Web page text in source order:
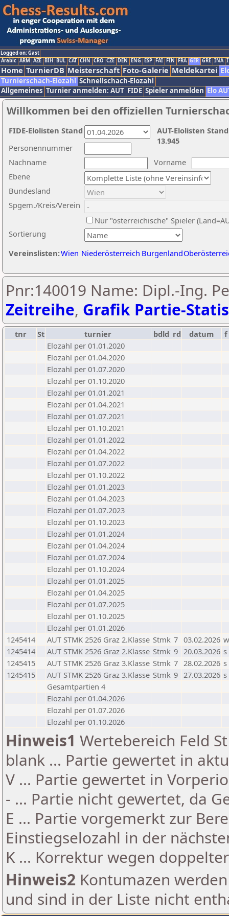
Logged on: Gast
Arabic ARM AZE BIH BUL CAT CHN CRO CZE DEN ENG ESP FAI FIN FRA GER GRE INA
Home TurnierDB Meisterschaft Foto-Galerie Meldekartei
Turnierschach-Elozahl Schnellschach-Elozahl
Allgemeines Turnier anmelden: AUT FIDE Spieler anmelden Elo
Willkommen bei den offiziellen
Nachname
Vorname
Ebene
Sortierung
Personennummer
Bundesland
Spgem./Kreis/Verein
Nur "österreichische" Spieler
Vereinslisten:Wien Niederösterreich Burgenland
AUT-Elolisten
13.945
FIDE-Elolisten Stand
Pnr:140019 Name: Dipl.-Ing.
Zeitreihe, Grafik Partie-
tnr St turnier bdld rd datum
f
Elozahl per 01.01.2020
Elozahl per 01.04.2020
Elozahl per 01.07.2020
Elozahl per 01.10.2020
Elozahl per 01.01.2021
Elozahl per 01.04.2021
Elozahl per 01.07.2021
Elozahl per 01.10.2021
Elozahl per 01.01.2022
Elozahl per 01.04.2022
Elozahl per 01.07.2022
Elozahl per 01.10.2022
Elozahl per 01.01.2023
Elozahl per 01.04.2023
Elozahl per 01.07.2023
Elozahl per 01.10.2023
Elozahl per 01.01.2024
Elozahl per 01.04.2024
Elozahl per 01.07.2024
Elozahl per 01.10.2024
Elozahl per 01.01.2025
Elozahl per 01.04.2025
Elozahl per 01.07.2025
Elozahl per 01.10.2025
Elozahl per 01.01.2026
1245414
AUT STMK 2526 Graz 2.Klasse Stmk 7 03.02.2026 w
1245414
AUT STMK 2526 Graz 2.Klasse Stmk 9 20.03.2026 s
1245415
AUT STMK 2526 Graz 3.Klasse Stmk 7 28.02.2026 s
1245415
AUT STMK 2526 Graz 3.Klasse Stmk 9 27.03.2026 s
Gesamtpartien 4
Elozahl per 01.04.2026
Elozahl per 01.07.2026
Elozahl per 01.10.2026
Hinweis1 Wertebereich Feld
blank ... Partie gewertet in
V ... Partie gewertet in
- ... Partie nicht gewertet, da
E ... Partie vorgemerkt zur
Einstiegselozahl in der
K ... Korrektur wegen
Hinweis2 Kontumazen
und sind in der Liste nicht